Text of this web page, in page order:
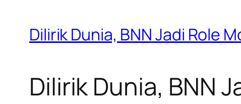
Dilirik Dunia, BNN Jadi Role
Dilirik Dunia, BNN